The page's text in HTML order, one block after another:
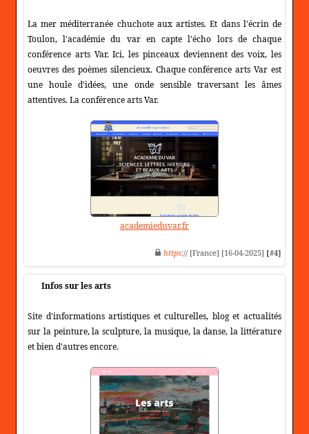
La mer méditerranée chuchote aux artistes. Et dans l'écrin de
Toulon, l'académie du var en capte l'écho lors de chaque
conférence arts Var. Ici, les pinceaux deviennent des voix, les
oeuvres des poèmes silencieux. Chaque conférence arts Var est
une houle d'idées, une onde sensible traversant les âmes
attentives. La conférence arts Var.
academieduvar.fr
https:// [France] [16-04-2025] [#4]
Infos sur les arts
Site d'informations artistiques et culturelles, blog et actualités
sur la peinture, la sculpture, la musique, la danse, la littérature
et bien d'autres encore.